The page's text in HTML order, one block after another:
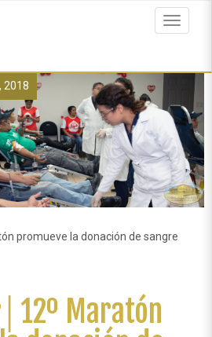
Toggle
2018
promueve la donación de sangre
Maratón